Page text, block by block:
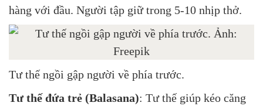
hàng với đầu. Người tập giữ trong 5-10 nhịp thở.
Tư thế ngồi gập người về phía trước.
Tư thế đứa trẻ (Balasana): Tư thế giúp kéo căng